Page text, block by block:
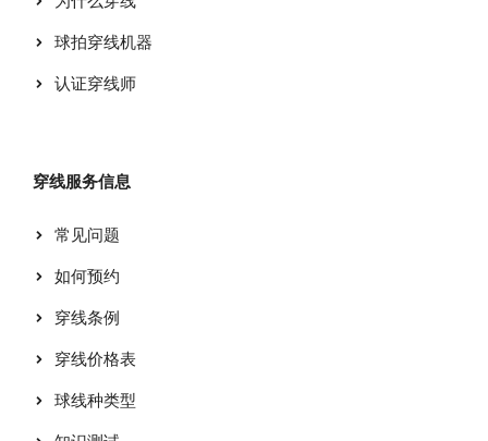
球拍穿线机器
认证穿线师
穿线服务信息
常见问题
如何预约
穿线条例
穿线价格表
球线种类型